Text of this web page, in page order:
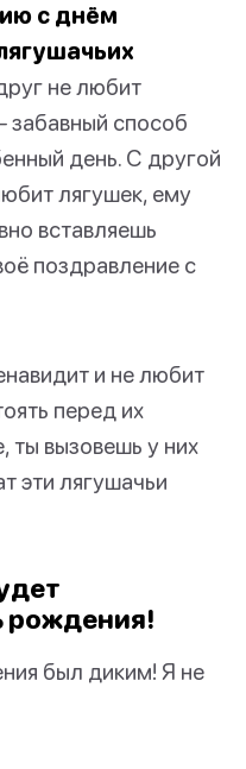
с днём
не любит
способ
день. С другой
лягушек, ему
вставляешь
поздравление с
и не любит
перед их
ты вызовешь у них
эти лягушачьи
рождения!
был диким! Я не